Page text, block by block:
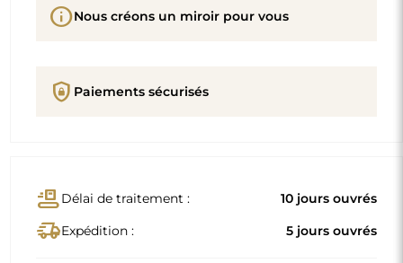
infoNous créons un miroir pour vous
shield_lock Paiements sécurisés
conveyor_beltDélai de traitement : 10 jours ouvrés
delivery_truck_speedExpédition : 5 jours ouvrés